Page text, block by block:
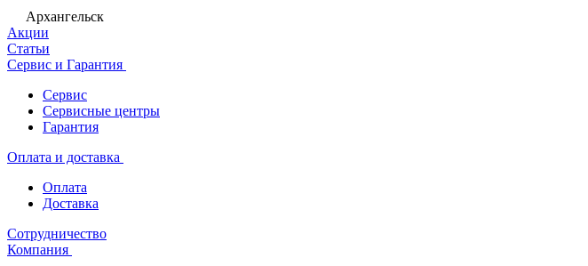
Архангельск
Акции
Статьи
Сервис и Гарантия
Сервис
Сервисные центры
Гарантия
Оплата и доставка
Оплата
Доставка
Сотрудничество
Компания